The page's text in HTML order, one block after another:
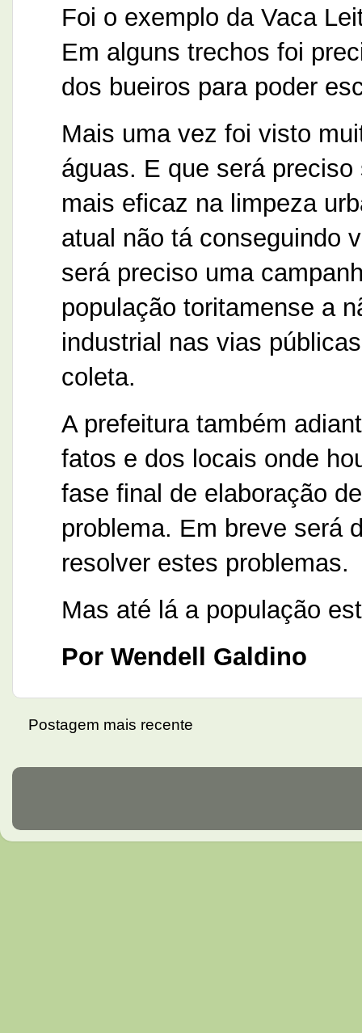
Foi o exemplo da Vaca
Em alguns trechos foi
dos bueiros para poder
Mais uma vez foi visto
águas. E que será
mais eficaz na limpeza
atual não tá conseguindo
será preciso uma
população toritamense a
industrial nas vias
coleta.
A prefeitura também
fatos e dos locais onde
fase final de elaboração
problema. Em breve será
resolver estes problemas.
Mas até lá a população
Por Wendell Galdino
Postagem mais recente